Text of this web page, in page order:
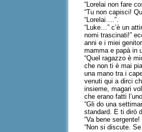
“Lorelai non fare
“Tu non capisci!
“Lorelai….”.
“Luke…” c’è un
nomi trascinati!”
anni e i miei
mamma e papà in
“Quel ragazzo è
che non ti è mai
una mano tra i
venuti qui a dirci
insieme, magari
che erano fatti
“Gli do una
standard. E ti dirò
“Va bene
“Non si discute.